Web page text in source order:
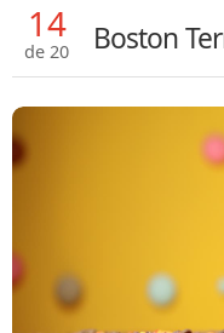
14
de 20 Boston